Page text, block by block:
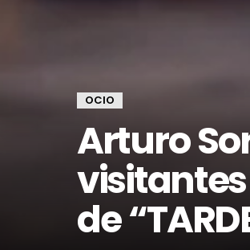
OCIO
Arturo
de